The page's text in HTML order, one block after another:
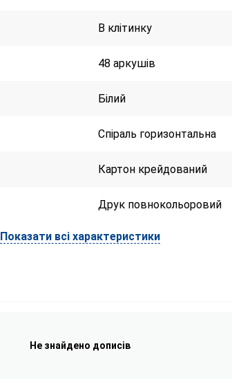
В клітинку
48 аркушів
Білий
Спіраль горизонтальна
Картон крейдований
Друк повнокольоровий
Показати всі характеристики
Не знайдено дописів